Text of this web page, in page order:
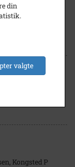
Larsen,
Vester
Kongsted P
din
valgte